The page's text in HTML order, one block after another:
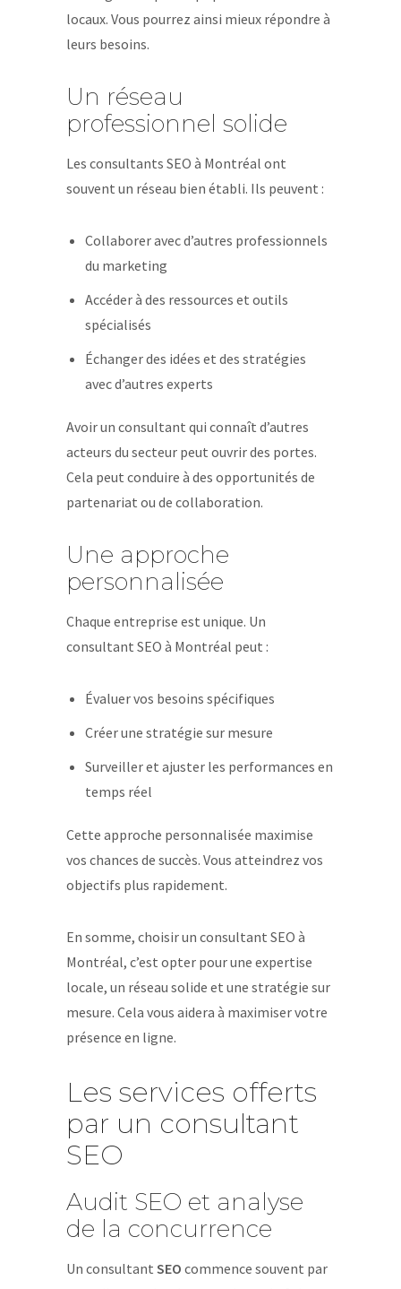
locaux. Vous pourrez ainsi mieux répondre à
leurs besoins.
Un réseau
professionnel solide
Les consultants SEO à Montréal ont
souvent un réseau bien établi. Ils peuvent :
Collaborer avec d’autres professionnels
du marketing
Accéder à des ressources et outils
spécialisés
Échanger des idées et des stratégies
avec d’autres experts
Avoir un consultant qui connaît d’autres
acteurs du secteur peut ouvrir des portes.
Cela peut conduire à des opportunités de
partenariat ou de collaboration.
Une approche
personnalisée
Chaque entreprise est unique. Un
consultant SEO à Montréal peut :
Évaluer vos besoins spécifiques
Créer une stratégie sur mesure
Surveiller et ajuster les performances en
temps réel
Cette approche personnalisée maximise
vos chances de succès. Vous atteindrez vos
objectifs plus rapidement.
En somme, choisir un consultant SEO à
Montréal, c’est opter pour une expertise
locale, un réseau solide et une stratégie sur
mesure. Cela vous aidera à maximiser votre
présence en ligne.
Les services offerts
par un consultant
SEO
Audit SEO et analyse
de la concurrence
Un consultant SEO commence souvent par